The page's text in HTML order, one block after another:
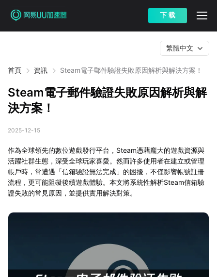
下 载
首頁 資訊 Steam電子郵件驗證失敗原因解析與解決方案！
繁體中文
Steam電子郵件驗證失敗原因解析與解
決方案！
2025-12-15
作為全球領先的數位遊戲發行平台，Steam憑藉龐大的遊戲資源與
活躍社群生態，深受全球玩家喜愛。然而許多使用者在建立或管理
帳戶時，常遭遇「信箱驗證無法完成」的困擾，不僅影響帳號註冊
流程，更可能阻礙後續遊戲體驗。本文將系統性解析Steam信箱驗
證失敗的常見原因，並提供實用解決對策。